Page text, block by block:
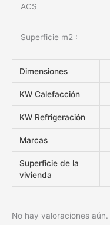
ACS
Superficie m2 :
Dimensiones
KW Calefacción
KW Refrigeración
Marcas
Superficie de la
vivienda
No hay valoraciones aún.